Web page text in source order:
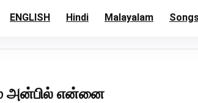
ENGLISH Hindi Malayalam
அன்பில் என்னை